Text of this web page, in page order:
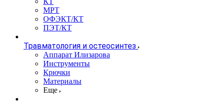
МРТ
ОФЭКТ/КТ
ПЭТ/КТ
Травматология и остеосинтез
Аппарат Илизарова
Инструменты
Крючки
Материалы
Еще